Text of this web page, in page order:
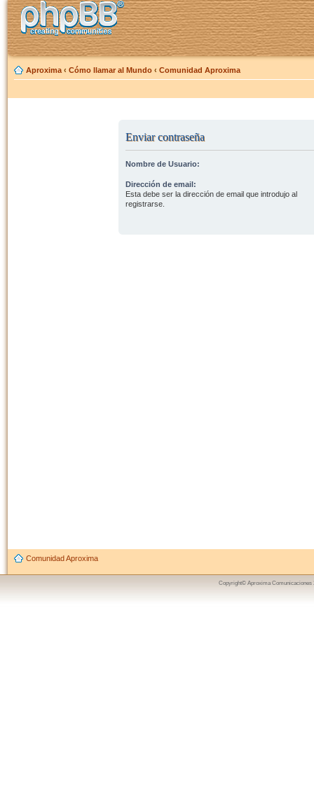
Aproxima ‹ Cómo llamar al Mundo ‹ Comunidad Aproxima
Enviar contraseña
Nombre de Usuario:
Dirección de email:
Esta debe ser la dirección de email que introdujo al
registrarse.
Comunidad Aproxima
Copyright© Aproxima Comunicaciones